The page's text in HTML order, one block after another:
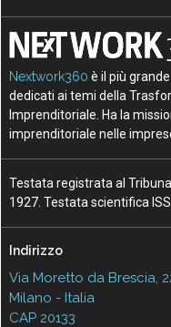
Nextwork360 è il più
dedicati ai temi della
Imprenditoriale. Ha la
imprenditoriale nelle
Testata registrata al
1927. Testata scientifica
Indirizzo
Via Moretto da Brescia,
Milano - Italia
CAP 20133